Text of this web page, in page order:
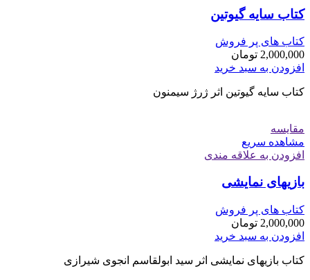
کتاب سایه گیوتین
کتاب های پر فروش
2,000,000 تومان
افزودن به سبد خرید
کتاب سایه گیوتین اثر ژرژ سیمنون
مقایسه
مشاهده سریع
افزودن به علاقه مندی
بازیهای نمایشی
کتاب های پر فروش
2,000,000 تومان
افزودن به سبد خرید
کتاب بازیهای نمایشی اثر سید ابولقاسم انجوی شیرازی